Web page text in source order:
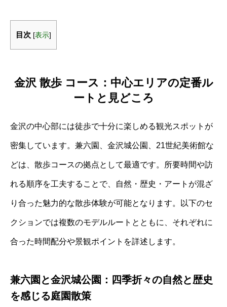
目次 [表示]
金沢 散歩 コース：中心エリアの定番ル
ートと見どころ
金沢の中心部には徒歩で十分に楽しめる観光スポットが
密集しています。兼六園、金沢城公園、21世紀美術館な
どは、散歩コースの拠点として最適です。所要時間や訪
れる順序を工夫することで、自然・歴史・アートが混ざ
り合った魅力的な散歩体験が可能となります。以下のセ
クションでは複数のモデルルートとともに、それぞれに
合った時間配分や景観ポイントを詳述します。
兼六園と金沢城公園：四季折々の自然と歴史
を感じる庭園散策